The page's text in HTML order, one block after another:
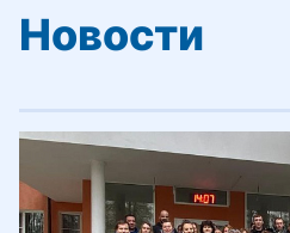
Новости